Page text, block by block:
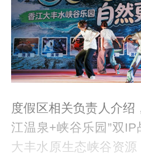
度假区相关负责人介绍
江温泉+峡谷乐园”双
大丰水原生态峡谷资